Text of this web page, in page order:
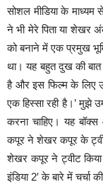
सोशल मीडिया के
ने भी मेरे पिता या शेखर
को बनाने में एक प्रमुख
था। यह बहुत दुख की बात
है और इस फिल्म के लिए
एक हिस्सा रही है।’ मुझे
करना चाहिए। यह
कपूर ने शेखर कपूर के
शेखर कपूर ने ट्वीट किया
इंडिया 2′ के बारे में